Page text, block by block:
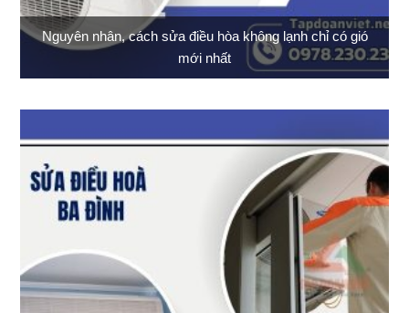
Nguyên nhân, cách sửa điều hòa không lạnh chỉ có gió
mới nhất